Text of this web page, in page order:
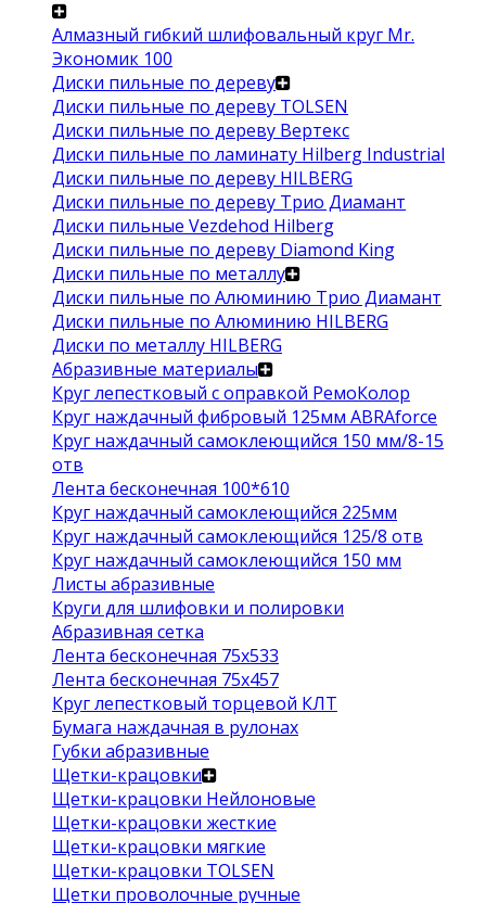
Алмазный гибкий шлифовальный круг Mr.
Экономик 100
Диски пильные по дереву
Диски пильные по дереву TOLSEN
Диски пильные по дереву Вертекс
Диски пильные по ламинату Hilberg Industrial
Диски пильные по дереву HILBERG
Диски пильные по дереву Трио Диамант
Диски пильные Vezdehod Hilberg
Диски пильные по дереву Diamond King
Диски пильные по металлу
Диски пильные по Алюминию Трио Диамант
Диски пильные по Алюминию HILBERG
Диски по металлу HILBERG
Абразивные материалы
Круг лепестковый с оправкой РемоКолор
Круг наждачный фибровый 125мм ABRAforce
Круг наждачный самоклеющийся 150 мм/8-15
отв
Лента бесконечная 100*610
Круг наждачный самоклеющийся 225мм
Круг наждачный самоклеющийся 125/8 отв
Круг наждачный самоклеющийся 150 мм
Листы абразивные
Круги для шлифовки и полировки
Абразивная сетка
Лента бесконечная 75х533
Лента бесконечная 75х457
Круг лепестковый торцевой КЛТ
Бумага наждачная в рулонах
Губки абразивные
Щетки-крацовки
Щетки-крацовки Нейлоновые
Щетки-крацовки жесткие
Щетки-крацовки мягкие
Щетки-крацовки TOLSEN
Щетки проволочные ручные